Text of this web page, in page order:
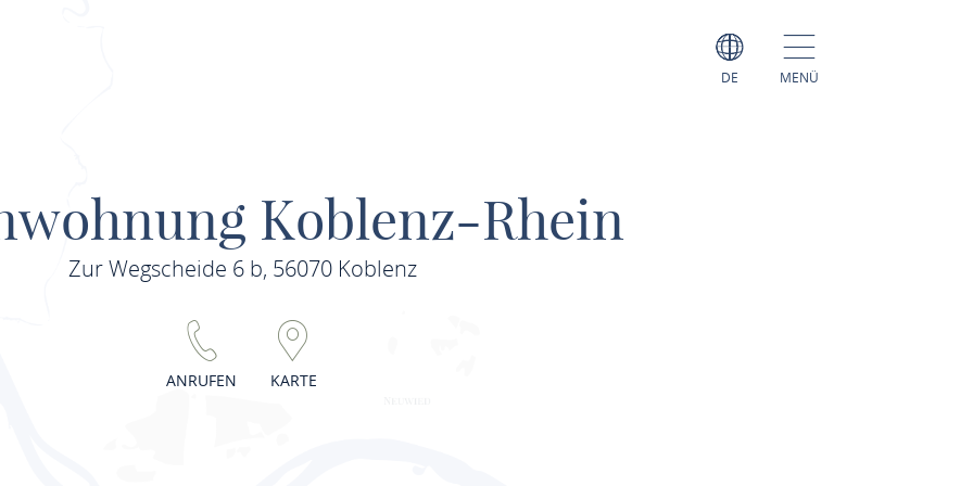
DE MENÜ
Koblenz-Rhein
Zur Wegscheide 6 b, 56070 Koblenz
ANRUFEN KARTE